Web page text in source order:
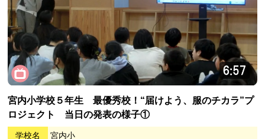
宮内小学校５年生 最優秀校！“届けよう、服のチカラ”プ
ロジェクト 当日の発表の様子①
学校名 宮内小